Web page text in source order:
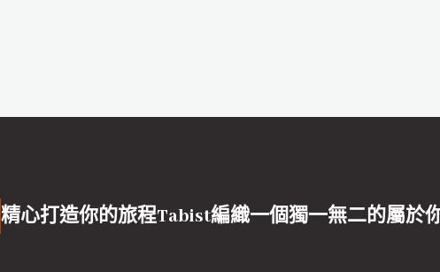
精心打造你的旅程Tabist編織一個獨一無二的屬於